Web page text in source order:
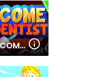
BECOME A DENTIST